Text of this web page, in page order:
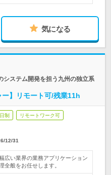
気になる
システム開発を担う九州の独立系
】リモート可/残業11h
制 リモートワーク可
12/31
広い業界の業務アプリケーション
全般をお任せします。